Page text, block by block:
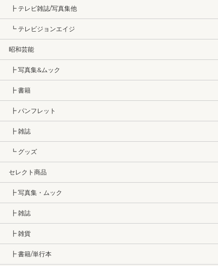
┣ テレビ雑誌/写真集他
┗ テレビジョンエイジ
昭和芸能
┣ 写真集&ムック
┣ 書籍
┣ パンフレット
┣ 雑誌
┗ グッズ
セレクト商品
┣ 写真集・ムック
┣ 雑誌
┣ 雑貨
┣ 書籍/単行本